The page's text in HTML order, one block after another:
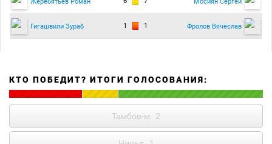
Гигашвили Зураб 1 1 Фролов Вячеслав
КТО ПОБЕДИТ? ИТОГИ ГОЛОСОВАНИЯ:
Тамбов-м 2